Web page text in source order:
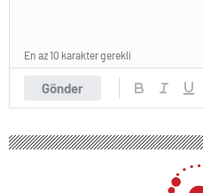
Gönder
En az 10 karakter gerekli